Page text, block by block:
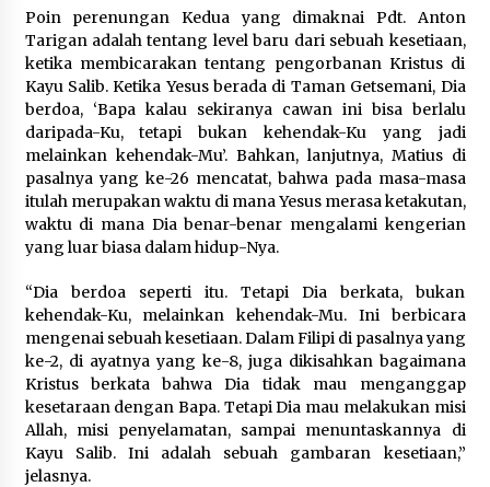
Poin perenungan Kedua yang dimaknai Pdt. Anton
Tarigan adalah tentang level baru dari sebuah kesetiaan,
ketika membicarakan tentang pengorbanan Kristus di
Kayu Salib. Ketika Yesus berada di Taman Getsemani, Dia
berdoa, ‘Bapa kalau sekiranya cawan ini bisa berlalu
daripada-Ku, tetapi bukan kehendak-Ku yang jadi
melainkan kehendak-Mu’. Bahkan, lanjutnya, Matius di
pasalnya yang ke-26 mencatat, bahwa pada masa-masa
itulah merupakan waktu di mana Yesus merasa ketakutan,
waktu di mana Dia benar-benar mengalami kengerian
yang luar biasa dalam hidup-Nya.
“Dia berdoa seperti itu. Tetapi Dia berkata, bukan
kehendak-Ku, melainkan kehendak-Mu. Ini berbicara
mengenai sebuah kesetiaan. Dalam Filipi di pasalnya yang
ke-2, di ayatnya yang ke-8, juga dikisahkan bagaimana
Kristus berkata bahwa Dia tidak mau menganggap
kesetaraan dengan Bapa. Tetapi Dia mau melakukan misi
Allah, misi penyelamatan, sampai menuntaskannya di
Kayu Salib. Ini adalah sebuah gambaran kesetiaan,”
jelasnya.